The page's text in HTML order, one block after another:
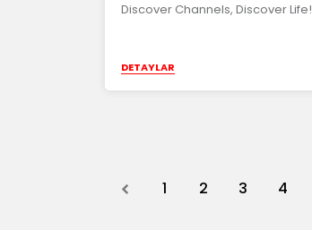
Discover Channels, Discover Life!
DETAYLAR
Previous
1 2 3 4